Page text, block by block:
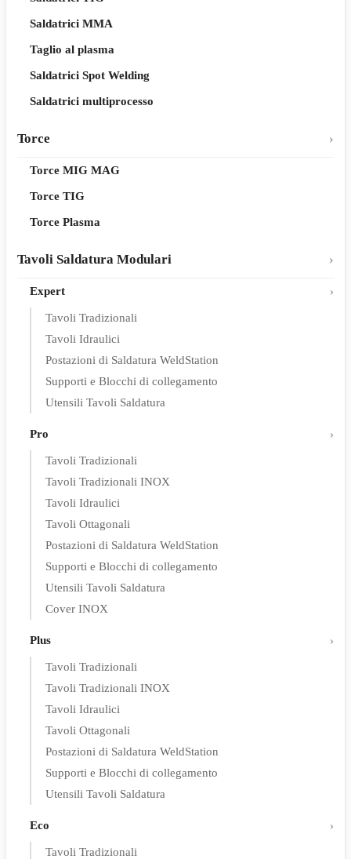
Saldatrici MMA
Taglio al plasma
Saldatrici Spot Welding
Saldatrici multiprocesso
Torce
Torce MIG MAG
Torce TIG
Torce Plasma
Tavoli Saldatura Modulari
Expert
Tavoli Tradizionali
Tavoli Idraulici
Postazioni di Saldatura WeldStation
Supporti e Blocchi di collegamento
Utensili Tavoli Saldatura
Pro
Tavoli Tradizionali
Tavoli Tradizionali INOX
Tavoli Idraulici
Tavoli Ottagonali
Postazioni di Saldatura WeldStation
Supporti e Blocchi di collegamento
Utensili Tavoli Saldatura
Cover INOX
Plus
Tavoli Tradizionali
Tavoli Tradizionali INOX
Tavoli Idraulici
Tavoli Ottagonali
Postazioni di Saldatura WeldStation
Supporti e Blocchi di collegamento
Utensili Tavoli Saldatura
Eco
Tavoli Tradizionali